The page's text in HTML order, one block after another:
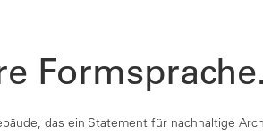
Formsprache.
das ein Statement für nachhaltige